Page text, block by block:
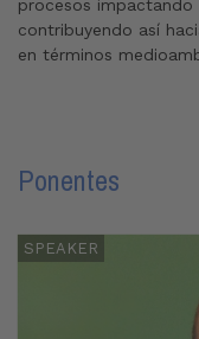
procesos
contribuyendo así
en términos
Ponentes
SPEAKER